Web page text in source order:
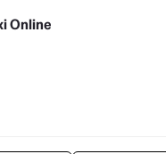
Online